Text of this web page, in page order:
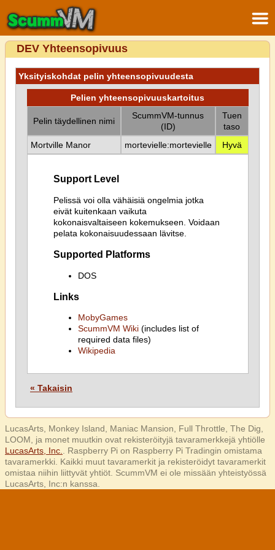
DEV Yhteensopivuus
Yksityiskohdat pelin yhteensopivuudesta
Pelien yhteensopivuuskartoitus
Pelin täydellinen nimi
ScummVM-tunnus
(ID)
Tuen
taso
Mortville Manor
mortevielle:mortevielle Hyvä
Support Level
Pelissä voi olla vähäisiä ongelmia jotka
eivät kuitenkaan vaikuta
kokonaisvaltaiseen kokemukseen. Voidaan
pelata kokonaisuudessaan lävitse.
Supported Platforms
DOS
Links
MobyGames
ScummVM Wiki(includes list of
required data files)
Wikipedia
« Takaisin
LucasArts, Monkey Island, Maniac Mansion, Full Throttle, The Dig,
LOOM, ja monet muutkin ovat rekisteröityjä tavaramerkkejä yhtiölle
LucasArts, Inc.
. Raspberry Pi on Raspberry Pi Tradingin omistama
tavaramerkki. Kaikki muut tavaramerkit ja rekisteröidyt tavaramerkit
omistaa niihin liittyvät yhtiöt. ScummVM ei ole missään yhteistyössä
LucasArts, Inc:n kanssa.